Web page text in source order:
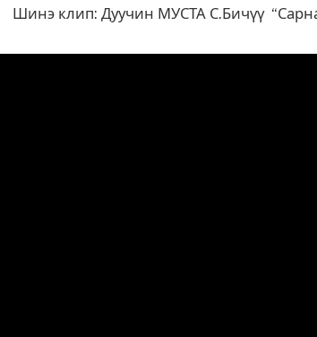
Шинэ клип: Дуучин МУСТА С.Бичүү